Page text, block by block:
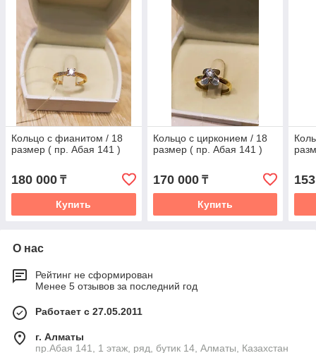
Кольцо с фианитом / 18
размер ( пр. Абая 141 )
180 000 ₸
Купить
Кольцо с цирконием / 18
размер ( пр. Абая 141 )
170 000₸
Купить
О нас
Рейтинг не сформирован
Менее 5 отзывов за последний год
Работает с 27.05.2011
г. Алматы
пр.Абая 141, 1 этаж, ряд, бутик 14, Алматы, Казахстан